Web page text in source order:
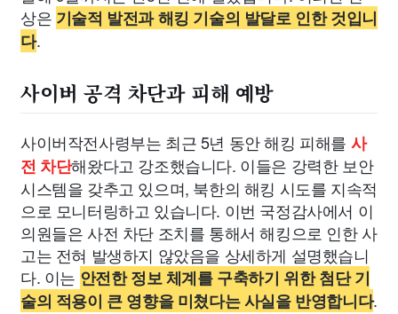
상은 기술적 발전과 해킹 기술의 발달로 인한 것입니
다.
사이버 공격 차단과 피해 예방
사이버작전사령부는 최근 5년 동안 해킹 피해를 사
전 차단해왔다고 강조했습니다. 이들은 강력한 보안
시스템을 갖추고 있으며, 북한의 해킹 시도를 지속적
으로 모니터링하고 있습니다. 이번 국정감사에서 이
의원들은 사전 차단 조치를 통해서 해킹으로 인한 사
고는 전혀 발생하지 않았음을 상세하게 설명했습니
다. 이는 안전한 정보 체계를 구축하기 위한 첨단 기
술의 적용이 큰 영향을 미쳤다는 사실을 반영합니다.